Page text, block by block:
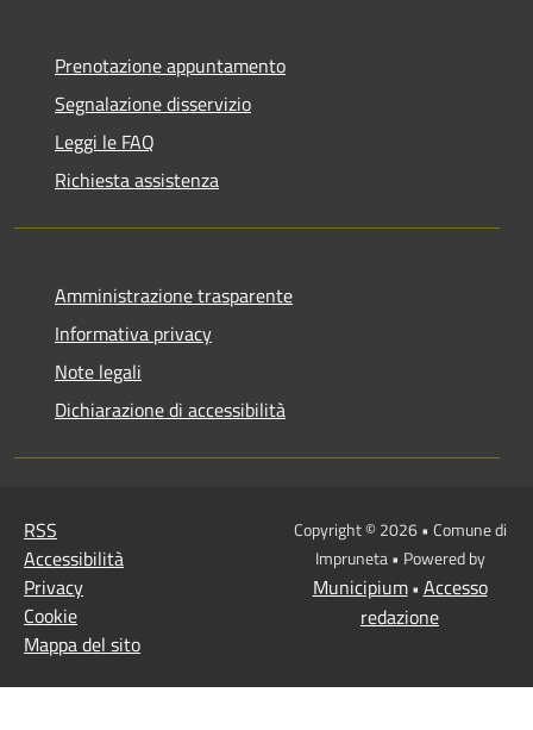
Prenotazione appuntamento
Segnalazione disservizio
Leggi le FAQ
Richiesta assistenza
Amministrazione trasparente
Informativa privacy
Note legali
Dichiarazione di accessibilità
RSS
Accessibilità
Privacy
Cookie
Mappa del sito
Copyright © 2026 • Comune di
Impruneta • Powered by
Municipium• Accesso
redazione